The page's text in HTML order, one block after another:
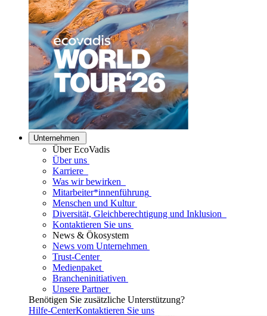
Unternehmen
Über EcoVadis
Über uns
Karriere
Was wir bewirken
Mitarbeiter*innenführung
Menschen und Kultur
Diversität, Gleichberechtigung und Inklusion
Kontaktieren Sie uns
News & Ökosystem
News vom Unternehmen
Trust-Center
Medienpaket
Brancheninitiativen
Unsere Partner
Benötigen Sie zusätzliche Unterstützung?
Hilfe-CenterKontaktieren Sie uns